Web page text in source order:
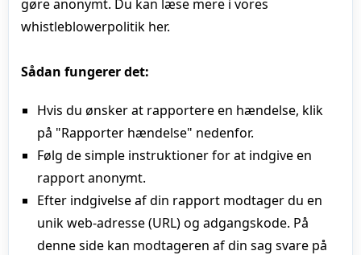
gøre anonymt. Du kan læse mere i vores
whistleblowerpolitik her.
Sådan fungerer det:
Hvis du ønsker at rapportere en hændelse, klik
på "Rapporter hændelse" nedenfor.
Følg de simple instruktioner for at indgive en
rapport anonymt.
Efter indgivelse af din rapport modtager du en
unik web-adresse (URL) og adgangskode. På
denne side kan modtageren af din sag svare på